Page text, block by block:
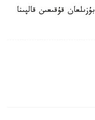
قۇقىعىن قالپىنا